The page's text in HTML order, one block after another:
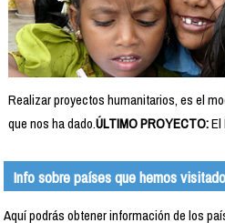
Realizar proyectos humanitarios, es el
que nos ha dado.ÚLTIMO PROYECTO:El
Info sobre países que hemos visitado
Aquí podrás obtener información de los